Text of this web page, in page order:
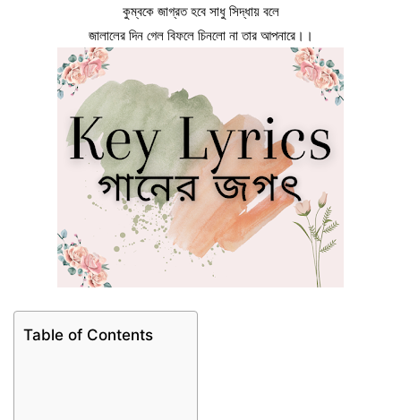
কুম্বকে জাগ্রত হবে সাধু সিদ্ধায় বলে
জালালের দিন গেল বিফলে চিনলো না তার আপনারে।।
Table of Contents